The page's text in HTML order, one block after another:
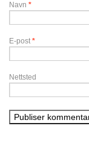
Navn *
E-post *
Nettsted